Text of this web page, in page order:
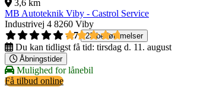
3,6 km
MB Autoteknik Viby - Castrol Service
Industrivej 4 8260 Viby
4,7
23 bedømmelser
Du kan tidligst få tid: tirsdag d. 11. august
Åbningstider
Mulighed for lånebil
Få tilbud online